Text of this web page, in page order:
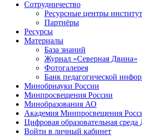
Сотрудничество
Ресурсные центры
Партнёры
Ресурсы
Материалы
База знаний
Журнал «Северная Двина»
Фотогалерея
Банк педагогической
Минобрнауки России
Минпросвещения России
Минобразования АО
Академия Минпросвещения
Цифровая образовательная
Войти в личный кабинет